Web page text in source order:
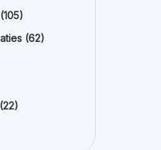
(105)
(62)
(22)